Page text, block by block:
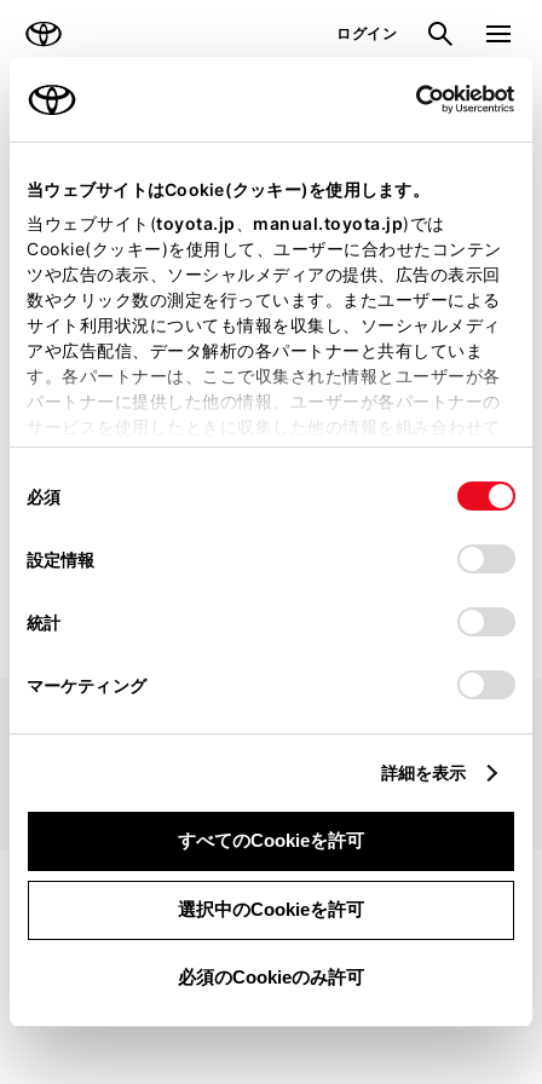
当ウェブサイトはCookie(クッキー)を使用します。
当ウェブサイト(toyota.jp manual.toyota.jp)では
Cookie(クッキー)を使用して、ユーザーに合わせたコンテン
ツや広告の表示、ソーシャルメディアの提供、広告の表示回
数やクリック数の測定を行っています。またユーザーによる
サイト利用状況についても情報を収集し、ソーシャルメディ
アや広告配信、データ解析の各パートナーと共有していま
す。各パートナーは、ここで収集された情報とユーザーが各
パートナーに提供した他の情報、ユーザーが各パートナーの
サービスを使用したときに収集した他の情報を組み合わせて
使用することがあります。当ウェブサイトの使用を続行する
デバイスにすべてのCookie(クッキー)が保存されることに同
意したことになります。Cookie(クッキー)のオプトアウト、
設定の変更、同意を撤回したりするにあたっては、当社の
「Cookie（クッキー）情報の取り扱いについて
」をご覧くだ
必須
設定情報
統計
マーケティング
詳細を表示
すべてのCookieを許可
選択中のCookieを許可
必須のCookieのみ許可
ログイン 検索 メニュ
ラインアップ トピックス
見積りシミュレーション
見積りシミュレーションのデータが
正常に取得できませんでした。
詳しくは販売店までお問合せくださ
い。
（2-7-4）
見積りシミュレーショントップへ
TOYOTAアカウント利用規約反社会的勢力に対する基本方針企業情報
©1995-2026 TOYOTA MOTOR CORPORATION. ALL RIGHTS RESERVED.